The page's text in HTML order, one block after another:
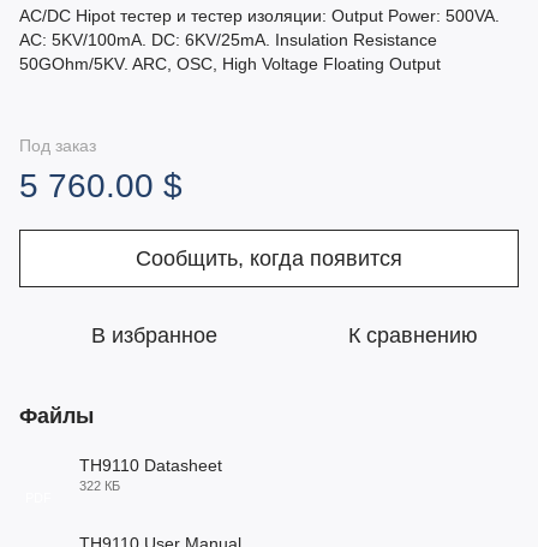
AC/DC Hipot тестер и тестер изоляции: Output Power: 500VA.
AC: 5KV/100mA. DC: 6KV/25mA. Insulation Resistance
50GOhm/5KV. ARC, OSC, High Voltage Floating Output
Под заказ
5 760.00 $
Сообщить, когда появится
В избранное К сравнению
Файлы
TH9110 Datasheet
322 КБ